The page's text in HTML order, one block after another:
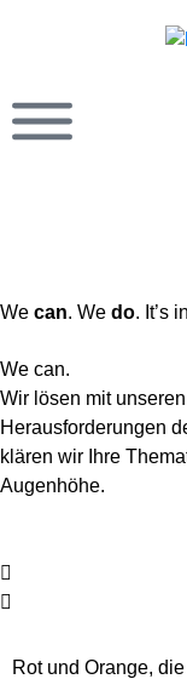
We can. We do. It’s
We can.
Wir lösen mit
Herausforderungen
klären wir Ihre
Augenhöhe.
Rot und Orange,